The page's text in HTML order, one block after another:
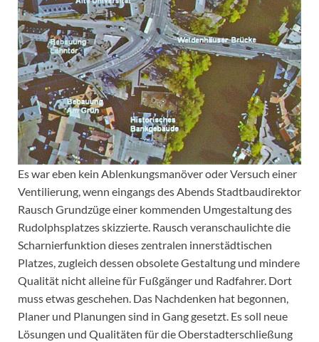
Es war eben kein Ablenkungsmanöver oder Versuch einer
Ventilierung, wenn eingangs des Abends Stadtbaudirektor
Rausch Grundzüge einer kommenden Umgestaltung des
Rudolphsplatzes skizzierte. Rausch veranschaulichte die
Scharnierfunktion dieses zentralen innerstädtischen
Platzes, zugleich dessen obsolete Gestaltung und mindere
Qualität nicht alleine für Fußgänger und Radfahrer. Dort
muss etwas geschehen. Das Nachdenken hat begonnen,
Planer und Planungen sind in Gang gesetzt. Es soll neue
Lösungen und Qualitäten für die Oberstadterschließung